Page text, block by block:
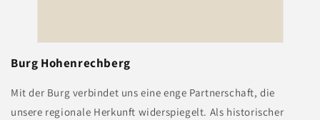
Burg Hohenrechberg
Mit der Burg verbindet uns eine enge Partnerschaft, die
unsere regionale Herkunft widerspiegelt. Als historischer